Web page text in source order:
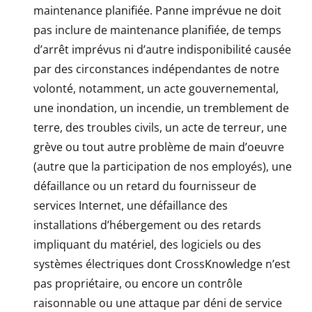
maintenance planifiée. Panne imprévue ne doit
pas inclure de maintenance planifiée, de temps
d’arrêt imprévus ni d’autre indisponibilité causée
par des circonstances indépendantes de notre
volonté, notamment, un acte gouvernemental,
une inondation, un incendie, un tremblement de
terre, des troubles civils, un acte de terreur, une
grève ou tout autre problème de main d’oeuvre
(autre que la participation de nos employés), une
défaillance ou un retard du fournisseur de
services Internet, une défaillance des
installations d’hébergement ou des retards
impliquant du matériel, des logiciels ou des
systèmes électriques dont CrossKnowledge n’est
pas propriétaire, ou encore un contrôle
raisonnable ou une attaque par déni de service